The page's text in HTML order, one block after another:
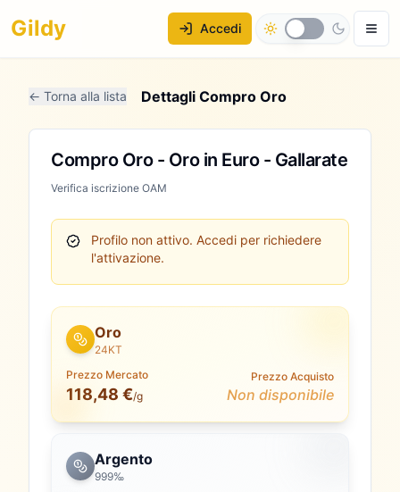
Gildy Accedi
← Torna alla lista Dettagli Compro Oro
Compro Oro - Oro in Euro - Gallarate
Verifica iscrizione OAM
Profilo non attivo. Accedi per richiedere
l'attivazione.
Oro
24KT
Prezzo Mercato
118,48 €/g
Prezzo Acquisto
Non disponibile
Argento
999‰